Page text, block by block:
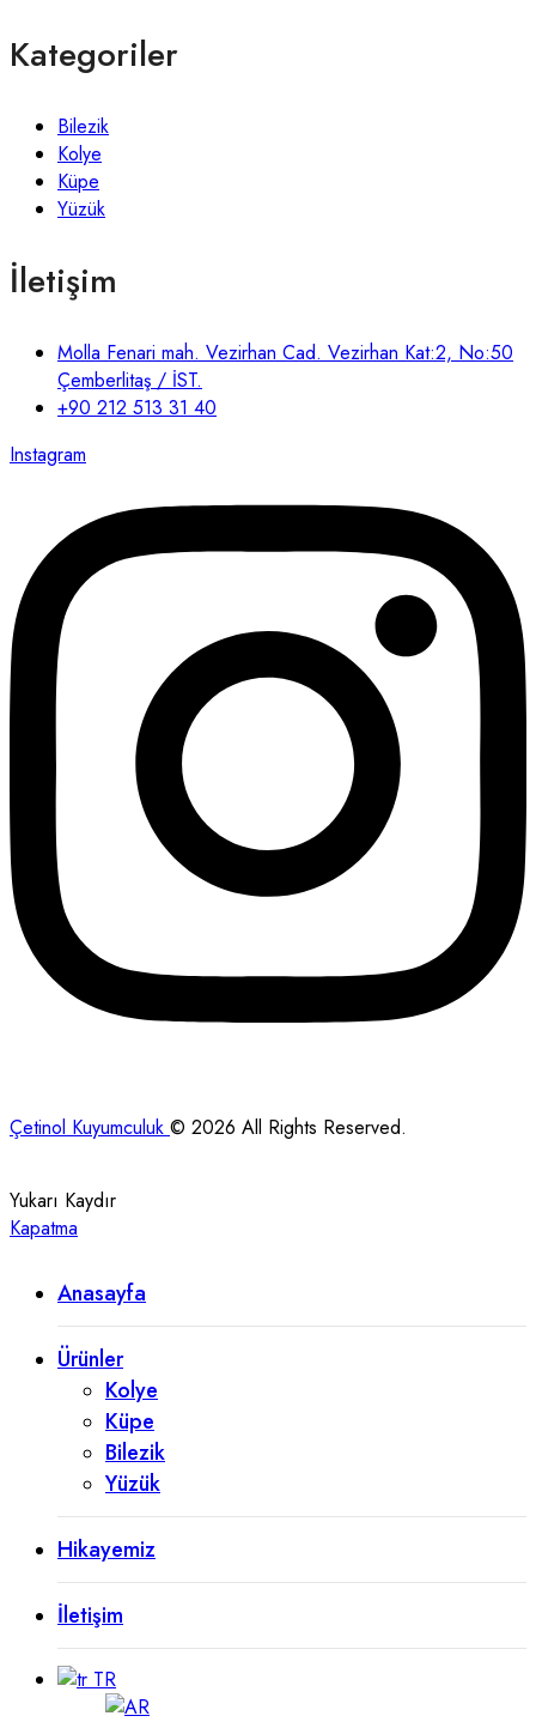
Kategoriler
Bilezik
Kolye
Küpe
Yüzük
İletişim
Molla Fenari mah. Vezirhan Cad. Vezirhan Kat:2, No:50
Çemberlitaş / İST.
+90 212 513 31 40
Instagram
Çetinol Kuyumculuk © 2026 All Rights Reserved.
Yukarı Kaydır
Kapatma
Anasayfa
Ürünler
Kolye
Küpe
Bilezik
Yüzük
Hikayemiz
İletişim
TR
AR